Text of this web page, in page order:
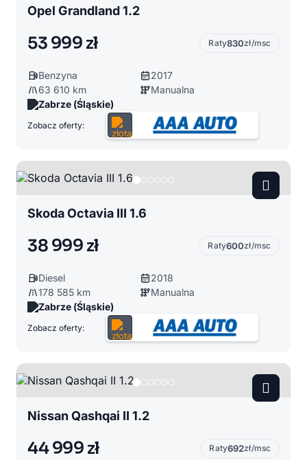
Opel Grandland 1.2
53 999 zł Raty830zł/msc
Benzyna
2017
63 610 km
Manualna
Zabrze (Śląskie)
Zobacz oferty:
Skoda Octavia III 1.6
38 999 zł Raty600zł/msc
Diesel
2018
178 585 km
Manualna
Zabrze (Śląskie)
Zobacz oferty:
Nissan Qashqai II 1.2
44 999 zł Raty692zł/msc